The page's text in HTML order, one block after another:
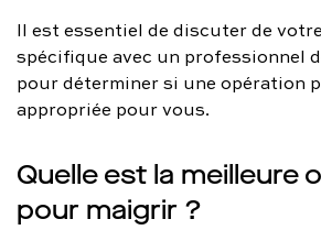
Il est essentiel de discuter de
spécifique avec un professionnel
pour déterminer si une opération
appropriée pour vous.
Quelle est la meilleure
pour maigrir ?